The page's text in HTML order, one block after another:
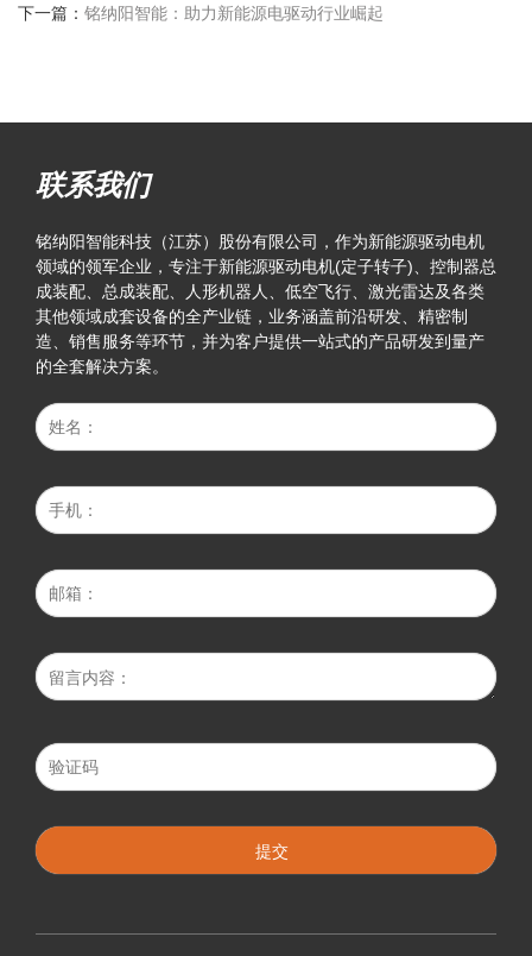
下一篇： 铭纳阳智能：助力新能源电驱动行业崛起
联系我们
铭纳阳智能科技（江苏）股份有限公司，作为新能源驱动电机
领域的领军企业，专注于新能源驱动电机(定子转子)、控制器总
成装配、总成装配、人形机器人、低空飞行、激光雷达及各类
其他领域成套设备的全产业链，业务涵盖前沿研发、精密制
造、销售服务等环节，并为客户提供一站式的产品研发到量产
的全套解决方案。